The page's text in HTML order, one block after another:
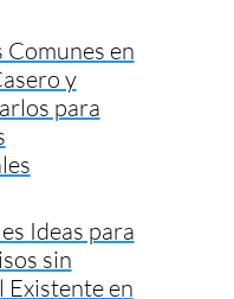
en
y
para
Ideas para
sin
Existente en